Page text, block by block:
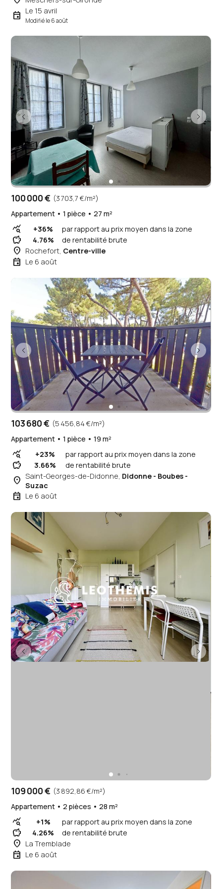
event Le 15 avril
Modifié le 6 août
100 000 € (3 703,7 €/m²)
Appartement • 1 pièce • 27 m²
query_stats +36% par rapport au prix moyen dans la zone
savings 4.76% de rentabilité brute
place Rochefort, Centre-ville
event Le 6 août
103 680 € (5 456,84 €/m²)
Appartement • 1 pièce • 19 m²
query_stats +23% par rapport au prix moyen dans la zone
savings 3.66% de rentabilité brute
place Saint-Georges-de-Didonne, Didonne - Boubes -
Suzac
event Le 6 août
109 000 € (3 892,86 €/m²)
Appartement • 2 pièces • 28 m²
query_stats +1% par rapport au prix moyen dans la zone
savings 4.26% de rentabilité brute
place La Tremblade
event Le 6 août